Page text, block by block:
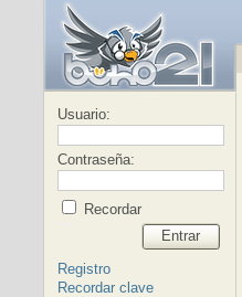
Usuario:
Contraseña:
Recordar
Entrar
Registro
Recordar clave